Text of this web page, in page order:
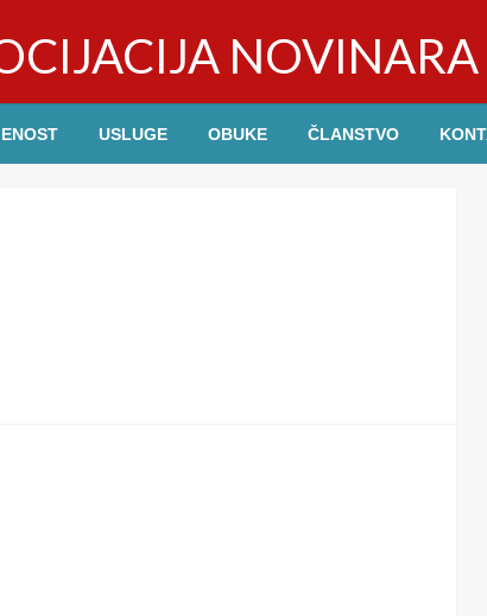
NOVINARA
USLUGE OBUKE ČLANSTVO